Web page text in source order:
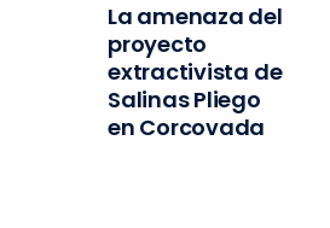
La amenaza del
proyecto
extractivista de
Salinas Pliego
en Corcovada